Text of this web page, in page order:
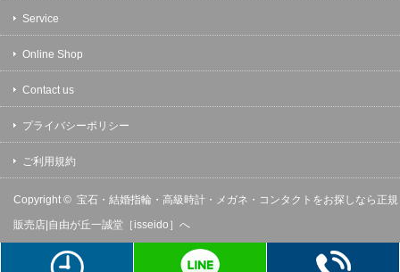
Service
Online Shop
Contact us
プライバシーポリシー
ご利用規約
Copyright © 宝石・結婚指輪・高級時計・メガネ・コンタクトをお探しなら正規
販売店|自由が丘一誠堂［isseido］へ